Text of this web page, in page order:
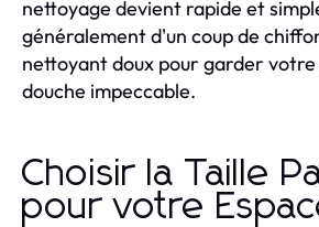
nettoyage devient rapide et
généralement d'un coup de
nettoyant doux pour garder votre
douche impeccable.
Choisir la Taille
pour votre